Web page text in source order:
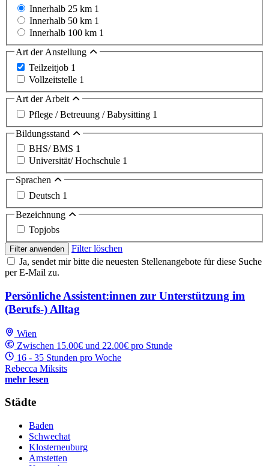
Innerhalb 25 km 1
Innerhalb 50 km 1
Innerhalb 100 km 1
Art der Anstellung
Teilzeitjob 1
Vollzeitstelle 1
Art der Arbeit
Pflege / Betreuung / Babysitting 1
Bildungsstand
BHS/ BMS 1
Universität/ Hochschule 1
Sprachen
Deutsch 1
Bezeichnung
Topjobs
Filter anwenden
Filter löschen
Ja, sendet mir bitte die neuesten Stellenangebote für diese Suche
per E-Mail zu.
Persönliche Assistent:innen zur Unterstützung im
(Berufs-) Alltag
Wien
Zwischen 15.00€ und 22.00€ pro Stunde
16 - 35 Stunden pro Woche
Rebecca Miksits
mehr lesen
Städte
Baden
Schwechat
Klosterneuburg
Amstetten